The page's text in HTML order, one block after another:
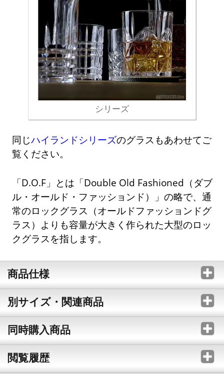
シリーズ
同じハイランドシリーズのグラスもあわせてご
覧ください。
「D.O.F」とは「Double Old Fashioned（ダブ
ル・オールド・ファッションド）」の略で、通
常のロックグラス（オールドファッションドグ
ラス）よりも容量が大きく作られた大型のロッ
クグラスを指します。
商品仕様
別サイズ・関連商品
同時購入商品
閲覧履歴